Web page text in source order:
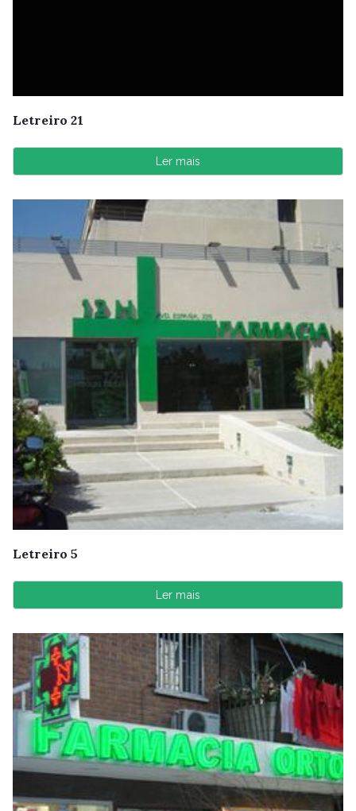
Letreiro 21
Ler mais
Letreiro 5
Ler mais